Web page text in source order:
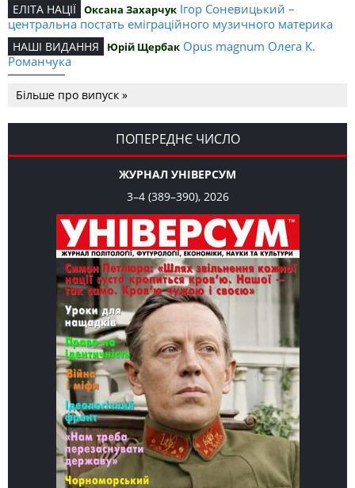
ЕЛІТА НАЦІЇ Оксана Захарчук Ігор Соневицький –
центральна постать еміграційного музичного материка
НАШІ ВИДАННЯ Юрій Щербак Opus magnum Олега К.
Романчука
Романчука
СЛОВО РЕДАКЦІЙНЕ Олег К. Романчук Журавель і синиця
як уособлення української політстратегії й тактики
Більше про випуск »
ПОПЕРЕДНЄ ЧИСЛО
ЖУРНАЛ УНІВЕРСУМ
3–4 (389–390), 2026